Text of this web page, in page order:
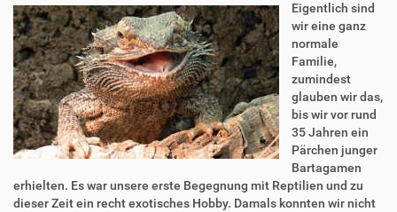
Eigentlich sind
wir eine ganz
normale
Familie,
zumindest
glauben wir das,
bis wir vor rund
35 Jahren ein
Pärchen junger
Bartagamen
erhielten. Es war unsere erste Begegnung mit Reptilien und zu
dieser Zeit ein recht exotisches Hobby. Damals konnten wir nicht